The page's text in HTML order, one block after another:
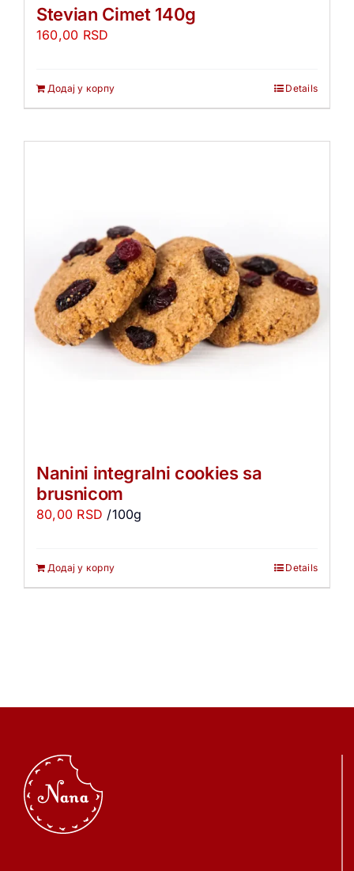
Stevian Cimet 140g
160,00 RSD
Додај у корпу Details
Nanini integralni cookies sa
brusnicom
80,00 RSD /100g
Додај у корпу Details